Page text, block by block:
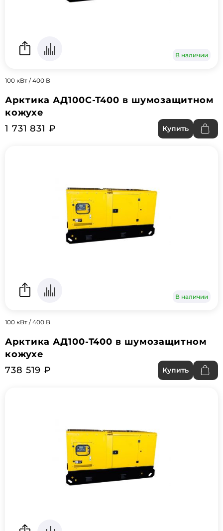
В наличии
100 кВт / 400 В
Арктика АД100С-Т400 в шумозащитном
кожухе
1 731 831 ₽
Купить
В наличии
100 кВт / 400 В
Арктика АД100-Т400 в шумозащитном
кожухе
738 519 ₽
Купить